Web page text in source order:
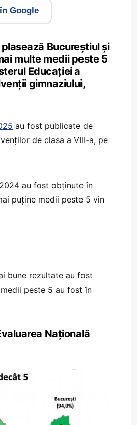
Google
Bucureștiul și
multe medii peste 5
Educației a
gimnaziului,
au fost publicate de
de clasa a VIII-a, pe
au fost obținute în
puține medii peste 5 vin
bune rezultate au fost
peste 5 au fost în
Națională